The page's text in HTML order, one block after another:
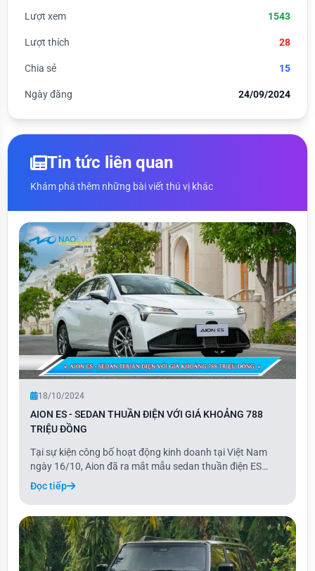
Lượt xem 1543
Lượt thích 28
Chia sẻ 15
Ngày đăng 24/09/2024
Tin tức liên quan
Khám phá thêm những bài viết thú vị khác
18/10/2024
AION ES - SEDAN THUẦN ĐIỆN VỚI GIÁ KHOẢNG 788
TRIỆU ĐỒNG
Tại sự kiện công bố hoạt động kinh doanh tại Việt Nam
ngày 16/10, Aion đã ra mắt mẫu sedan thuần điện ES
cùng với Y Plus. Mẫu xe điện này có tầm hoạt động 442
km, trang bị môtơ mạnh 134 mã lực, thuộc phân khúc D về
kích thước tổng thể nhưng có trục cơ sở
Đọc tiếp